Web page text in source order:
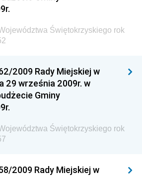
Ministra Rozwoju, Pracy i
Ministra Kultury, Dziedzictwa
Ministra Rodziny i Polityki
Komendy Głównej Straży
Głównego Inspektoratu Transportu
Świętokrzyskiego rok
2009 Rady Miejskiej w
29 września 2009r. w
Gminy
Świętokrzyskiego rok
2009 Rady Miejskiej w